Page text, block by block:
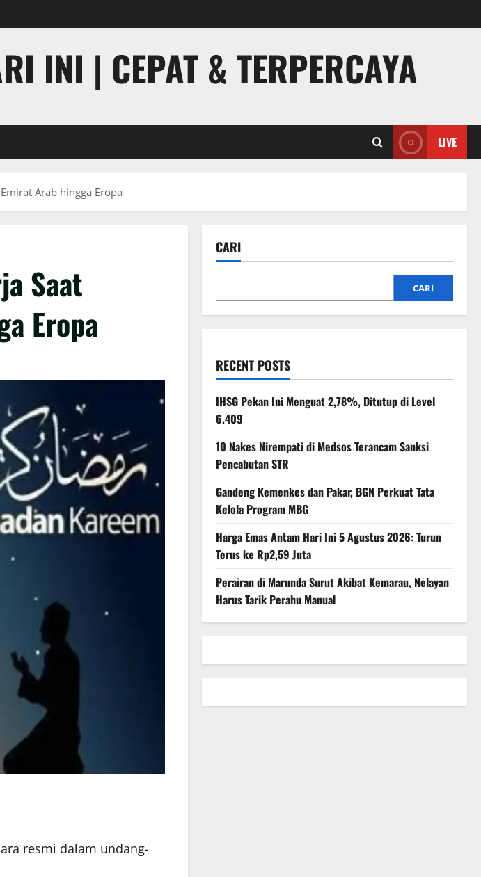
INI | CEPAT & TERPERCAYA
LIVE
Arab hingga Eropa
Saat
Eropa
resmi dalam undang-
CARI
CARI
RECENT POSTS
IHSG Pekan Ini Menguat 2,78%, Ditutup di Level
6.409
10 Nakes Nirempati di Medsos Terancam Sanksi
Pencabutan STR
Gandeng Kemenkes dan Pakar, BGN Perkuat Tata
Kelola Program MBG
Harga Emas Antam Hari Ini 5 Agustus 2026: Turun
Terus ke Rp2,59 Juta
Perairan di Marunda Surut Akibat Kemarau, Nelayan
Harus Tarik Perahu Manual